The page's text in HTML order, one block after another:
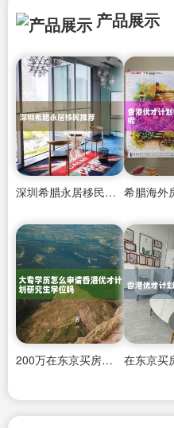
产品展示
深圳希腊永居移民推荐
200万在东京买房子首付多少呢